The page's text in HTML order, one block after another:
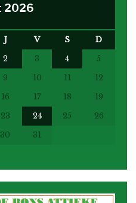
2026
J V S
D
2 3 4
5
9 10 11
12
16 17 18
19
23 24 25
26
30
31